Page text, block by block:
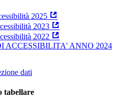
2025
2023
2022
ACCESSIBILITA' ANNO 2024
dati
tabellare